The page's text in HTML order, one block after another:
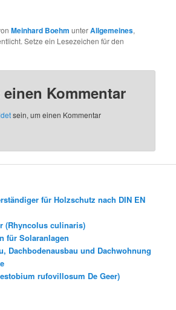
Meinhard Boehm unterAllgemeines,
Setze ein Lesezeichen für den
Kommentar
sein, um einen Kommentar
für Holzschutz nach DIN EN
(Rhyncolus culinaris)
für Solaranlagen
Dachbodenausbau und Dachwohnung
rufovillosum De Geer)